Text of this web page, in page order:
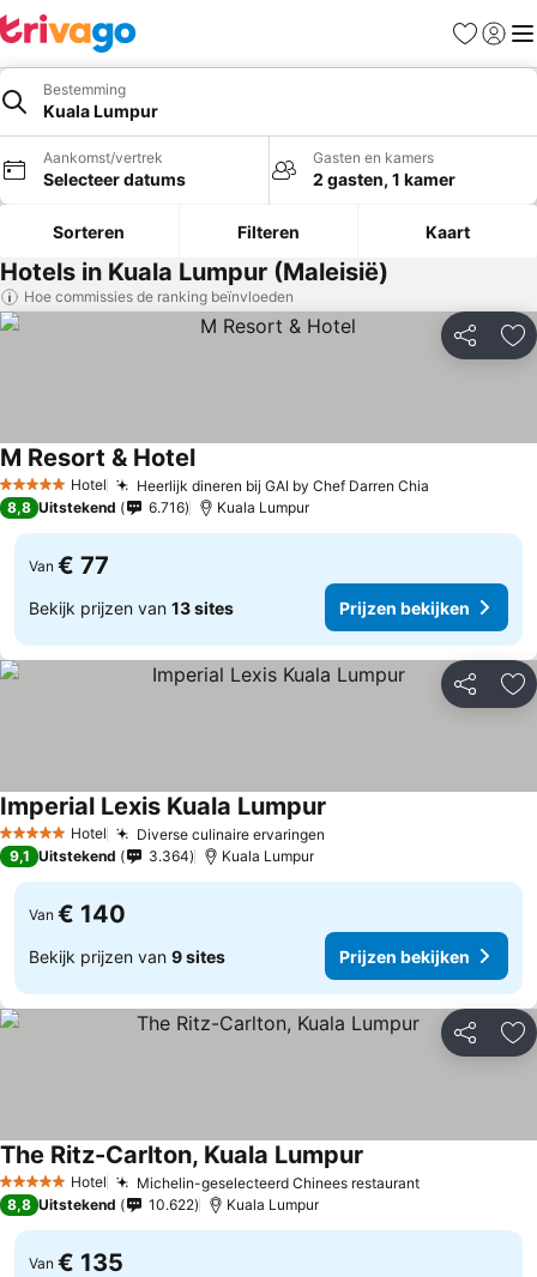
Favorieten
Bestemming
Kuala Lumpur
Aankomst/vertrek
Selecteer datums
Gasten en kamers
2 gasten, 1 kamer
Sorteren Filteren Kaart
Hotels in Kuala Lumpur (Maleisië)
Hoe commissies de ranking beïnvloeden
Delen
5 Sterren Hotel Heerlijk dineren bij GAI by Chef Darren Chia
M Resort & Hotel
8,8 Uitstekend 6.716 Kuala Lumpur
Van € 77
Bekijk prijzen van 13 sites Prijzen bekijken
Delen
5 Sterren Hotel Diverse culinaire ervaringen
Imperial Lexis Kuala Lumpur
9,1 Uitstekend 3.364 Kuala Lumpur
Van € 140
Bekijk prijzen van 9 sites Prijzen bekijken
Delen
5 Sterren Hotel Michelin-geselecteerd Chinees restaurant
The Ritz-Carlton, Kuala Lumpur
8,8 Uitstekend 10.622 Kuala Lumpur
Van € 135